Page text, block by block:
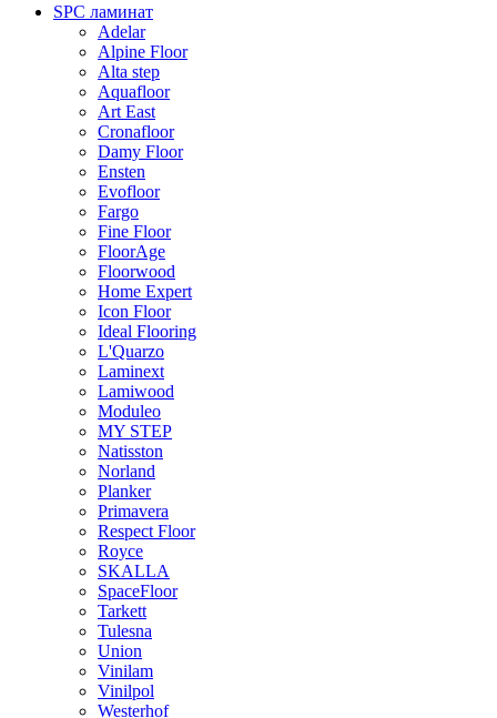
SPC ламинат
Adelar
Alpine Floor
Alta step
Aquafloor
Art East
Cronafloor
Damy Floor
Ensten
Evofloor
Fargo
Fine Floor
FloorAge
Floorwood
Home Expert
Icon Floor
Ideal Flooring
L'Quarzo
Laminext
Lamiwood
Moduleo
MY STEP
Natisston
Norland
Planker
Primavera
Respect Floor
Royce
SKALLA
SpaceFloor
Tarkett
Tulesna
Union
Vinilam
Vinilpol
Westerhof